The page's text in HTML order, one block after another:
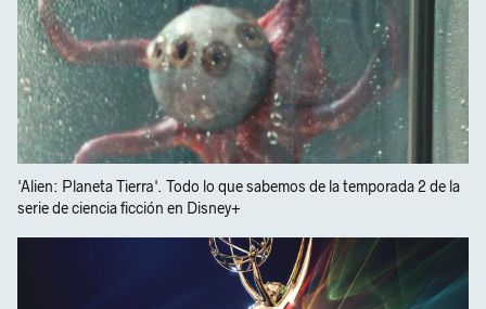
'Alien: Planeta Tierra'. Todo lo que sabemos de la temporada 2 de la
serie de ciencia ficción en Disney+